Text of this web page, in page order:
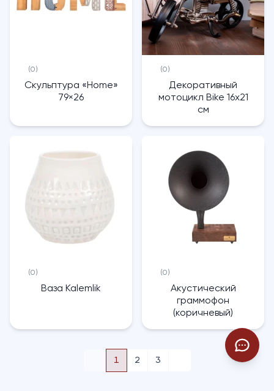
(0)
Скульптура «Home»
79×26
(0)
Декоративный
мотоцикл Bike 16х21
см
(0)
Ваза Kalemlik
(0)
Акустический
граммофон
(коричневый)
1 2 3